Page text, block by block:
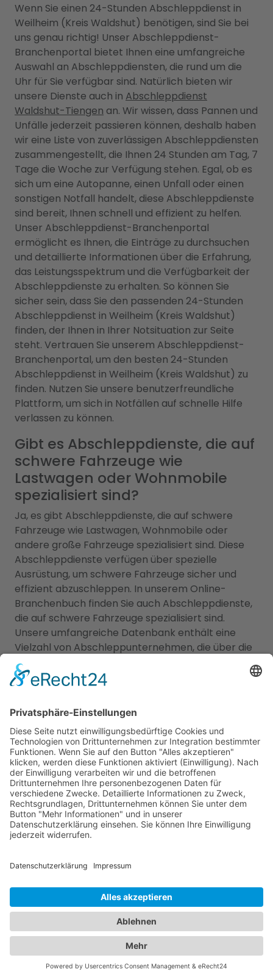
Wenn Sie einen 24-Stunden Abschleppdienst in
Weilheim (Kreis Waldshut) benötigen, sind Sie bei
uns genau richtig! Unser Abschleppdienst-
Branchenportal bietet Ihnen eine umfangreiche
Auswahl an Abschleppdiensten, die rund um die
Uhr für Sie verfügbar sind. Natürlich bieten wir
unsere Dienste auch in Abschleppdienst
Waldshut-Tiengen an. Wir wissen, dass Pannen und
Unfälle jederzeit passieren können, deshalb haben
wir eine Liste von zuverlässigen Abschleppdiensten
zusammengestellt, die Ihnen 24 Stunden am Tag, 7
Tage die Woche zur Verfügung stehen. Egal, ob es
sich um eine Autopanne, einen Unfall oder einen
sonstigen Notfall handelt, diese Abschleppdienste
sind bereit, Ihnen schnell und effizient zu helfen.
Unser Abschleppdienst-Branchenportal
ermöglicht es Ihnen, die Einträge zu durchsuchen
und detaillierte Informationen über die Erfahrung,
das Leistungsspektrum und die Verfügbarkeit der
Abschleppdienste zu erhalten. So können Sie
sicher sein, dass Sie den passenden 24-Stunden
Abschleppdienst in Weilheim (Kreis Waldshut)
finden, der Ihnen in Ihrer Notsituation zur Seite
steht. Vertrauen Sie unserem Abschleppdienst-
Branchenportal, um den besten 24-Stunden
Abschleppdienst in Weilheim (Kreis Waldshut) zu
finden. Nutzen Sie unsere benutzerfreundliche
Plattform, um sich in Notfällen auf schnelle Hilfe
verlassen zu können.
Gibt es Abschleppdienste, die auf
schwere Fahrzeuge wie
Lastwagen oder Wohnmobile
spezialisiert sind?
Ja, es gibt Abschleppdienste, die auf schwere
Fahrzeuge wie Lastwagen, Wohnmobile oder
andere große Fahrzeuge spezialisiert sind. Diese
Abschleppdienste verfügen über spezielle
Ausrüstung, um schwere Fahrzeuge sicher und
effizient abzuschleppen. In unserem Online-
Branchenbuch finden Sie auch Abschleppdienste,
die auf schwere Fahrzeuge spezialisiert sind.
Unsere umfangreiche Datenbank enthält eine
Vielzahl von Abschleppunternehmen, die über die
erforderliche Ausrüstung und das Know-how
verfügen, um schwere Fahrzeuge abzuschleppen.
nutzen Sie die Filterfunktionen, um
Abschleppdienste für schwere Fahrzeuge in Ihrer
Nähe zu finden. Die Einträge enthalten detaillierte
Informationen über die Dienstleistungen, die die
Abschleppdienste anbieten, einschließlich ihrer
Spezialisierung auf schwere Fahrzeuge. Verlassen
Sie sich auf unser Online-Branchenbuch, um den
richtigen Abschleppdienst für schwere Fahrzeuge
zu finden und sicherzustellen, dass Sie im Falle
eines Problems mit Ihrem Lastwagen, Wohnmobil
passende Hilfe erhalten. Finden Sie jetzt den
Fahrzeuge über unser Online-Branchenbuch und
stellen Sie sicher, dass Sie immer die richtige
Unterstützung zur Hand haben.
Fahrzeugpannen und
Übernachtungen: Die perfekte